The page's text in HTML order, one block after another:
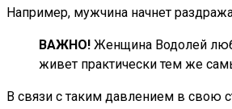
Например, мужчина начнет
ВАЖНО! Женщина Водолей
живет практически тем же
В связи с таким давлением в свою